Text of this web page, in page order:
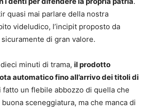
quasi mai parlare della nostra
videludico, l’incipit proposto da
di gran valore.
minuti di trama, il prodotto
automatico fino all’arrivo dei titoli di
fatto un flebile abbozzo di quella che
sceneggiatura, ma che manca di